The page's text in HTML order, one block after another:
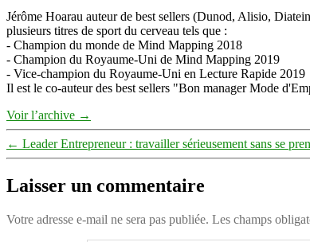
Jérôme Hoarau auteur de best sellers (Dunod, Alisio,
plusieurs titres de sport du cerveau tels que :
- Champion du monde de Mind Mapping 2018
- Champion du Royaume-Uni de Mind Mapping 2019
- Vice-champion du Royaume-Uni en Lecture Rapide 2019
Il est le co-auteur des best sellers "Bon manager Mode
Voir l’archive →
← Leader Entrepreneur : travailler sérieusement sans se
Laisser un commentaire
Votre adresse e-mail ne sera pas publiée. Les champs